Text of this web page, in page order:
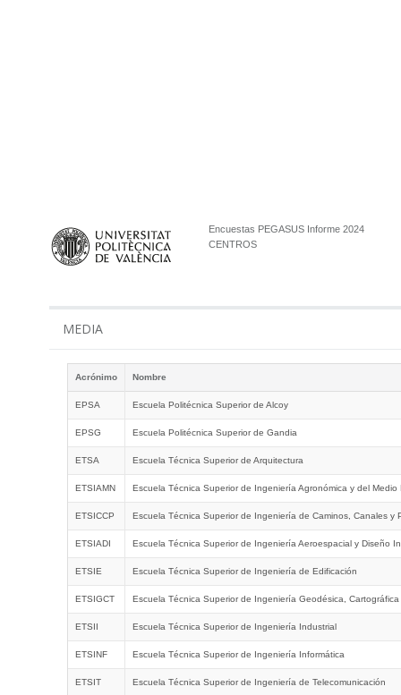
Encuestas PEGASUS Informe 2024
CENTROS
MEDIA
Acrónimo Nombre
EPSA Escuela Politécnica Superior de Alcoy
EPSG Escuela Politécnica Superior de Gandia
ETSA Escuela Técnica Superior de Arquitectura
ETSIAMN Escuela Técnica Superior de Ingeniería Agronómica y del Medio
ETSICCP Escuela Técnica Superior de Ingeniería de Caminos, Canales y
ETSIADI Escuela Técnica Superior de Ingeniería Aeroespacial y Diseño
ETSIE Escuela Técnica Superior de Ingeniería de Edificación
ETSIGCT Escuela Técnica Superior de Ingeniería Geodésica, Cartográfica
ETSII Escuela Técnica Superior de Ingeniería Industrial
ETSINF Escuela Técnica Superior de Ingeniería Informática
ETSIT Escuela Técnica Superior de Ingeniería de Telecomunicación